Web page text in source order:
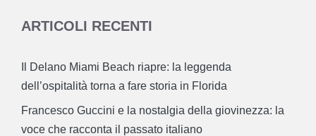
ARTICOLI RECENTI
Il Delano Miami Beach riapre: la leggenda
dell’ospitalità torna a fare storia in Florida
Francesco Guccini e la nostalgia della giovinezza: la
voce che racconta il passato italiano